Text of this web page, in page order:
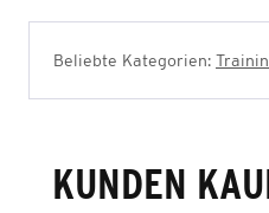
Beliebte Kategorien:
KUNDEN